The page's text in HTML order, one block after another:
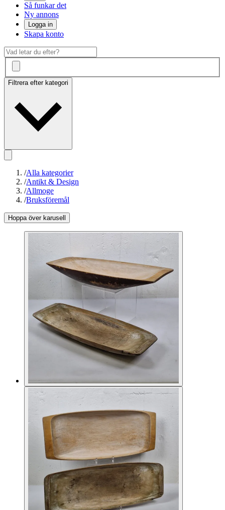
Så funkar det
Ny annons
Logga in
Skapa konto
Filtrera efter kategori
/Alla kategorier
/Antikt & Design
/Allmoge
/Bruksföremål
Hoppa över karusell